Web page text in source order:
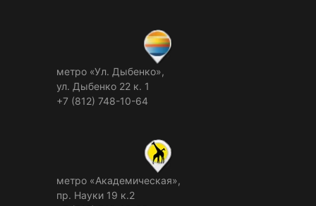
метро «Ул. Дыбенко»,
ул. Дыбенко 22 к. 1
+7 (812) 748-10-64
метро «Академическая»,
пр. Науки 19 к.2